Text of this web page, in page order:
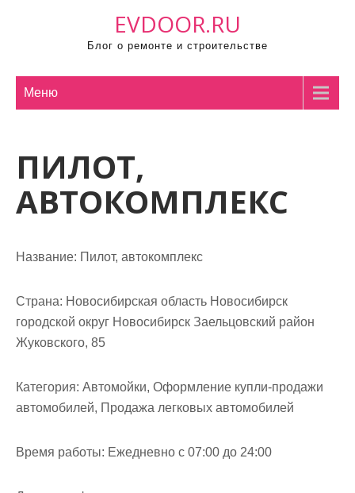
EVDOOR.RU
Блог о ремонте и строительстве
Меню
ПИЛОТ,
АВТОКОМПЛЕКС
Название: Пилот, автокомплекс
Страна: Новосибирская область Новосибирск
городской округ Новосибирск Заельцовский район
Жуковского, 85
Категория: Автомойки, Оформление купли-продажи
автомобилей, Продажа легковых автомобилей
Время работы: Ежедневно с 07:00 до 24:00